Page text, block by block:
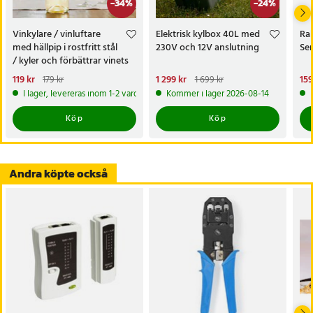
- Kontakter: Guldpläterade 2-forks-interna kontakter
- Kompatibilitet: Solida och flätade LAN-kablar (max 24 AWG)
- Förpackning: 10-pack
- Användningsområde: Nätverksinstallationer, patchkablar,
Ethernet-anslutningar
Artikelnummer:118625
-34%
Vinkylare / vinluftare
med hällpip i rostfritt stål
/ kyler och förbättrar vinets
smak
Nuvarande pris
119 krTidigare pris:179 kr
119 kr 179 kr
I lager, levereras inom 1-2 vardagar
Köp
-24%
Elektrisk kylbox 40L med
230V och 12V anslutning
Nuvarande pris:
1 299 krTidigare pris:1 699 kr
1 299 kr 1 699 kr
Kommer i lager 2026-08-14
Köp
Andra köpte också